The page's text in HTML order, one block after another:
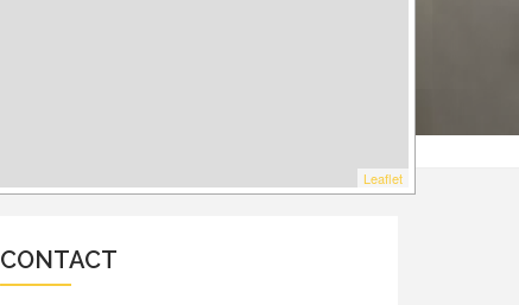
Leaflet
CONTACT